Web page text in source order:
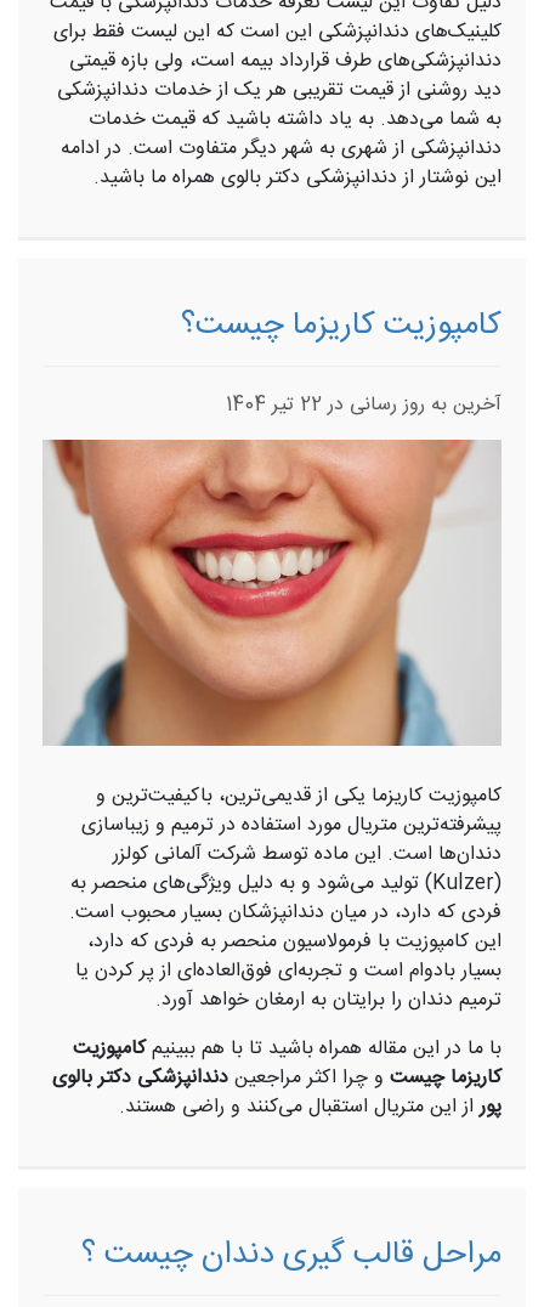
کلینیک‌های دندانپزشکی این است که این لیست فقط برای
دندانپزشکی‌های طرف قرارداد بیمه است، ولی بازه قیمتی
دید روشنی از قیمت تقریبی هر یک از خدمات دندانپزشکی
به شما می‌دهد. به یاد داشته باشید که قیمت خدمات
دندانپزشکی از شهری به شهر دیگر متفاوت است. در ادامه
این نوشتار از دندانپزشکی دکتر بالوی همراه ما باشید.
کامپوزیت کاریزما چیست؟
آخرین به روز رسانی در 22 تیر 1404
کامپوزیت کاریزما یکی از قدیمی‌ترین، باکیفیت‌ترین و
پیشرفته‌ترین متریال مورد استفاده در ترمیم و زیباسازی
دندان‌ها است. این ماده توسط شرکت آلمانی کولزر
(Kulzer) تولید می‌شود و به دلیل ویژگی‌های منحصر به
‌فردی که دارد، در میان دندانپزشکان بسیار محبوب است.
این کامپوزیت با فرمولاسیون منحصر به فردی که دارد،
بسیار بادوام است و تجربه‌ای فوق‌العاده‌ای از پر کردن یا
ترمیم دندان‌ را برایتان به ارمغان خواهد آورد.
با ما در این مقاله همراه باشید تا با هم ببینیمکامپوزیت
کاریزما چیست و چرا اکثر مراجعیندندانپزشکی دکتر بالوی
پوراز این متریال استقبال می‌کنند و راضی هستند.
مراحل قالب گیری دندان چیست ؟